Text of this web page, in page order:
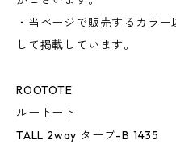
・当ページで販売するカラ
して掲載しています。
ROOTOTE
ルートート
TALL 2way タープ-B 1435